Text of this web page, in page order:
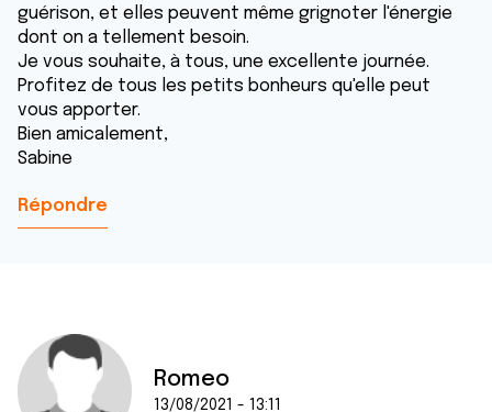
guérison, et elles peuvent même grignoter l'énergie
dont on a tellement besoin.
Je vous souhaite, à tous, une excellente journée.
Profitez de tous les petits bonheurs qu'elle peut
vous apporter.
Bien amicalement,
Sabine
Répondre
Romeo
13/08/2021 - 13:11